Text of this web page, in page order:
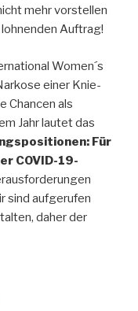
mehr vorstellen
Auftrag!
Women´s
einer Knie-
Chancen als
Jahr lautet das
Für
COVID-19-
sind aufgerufen
daher der